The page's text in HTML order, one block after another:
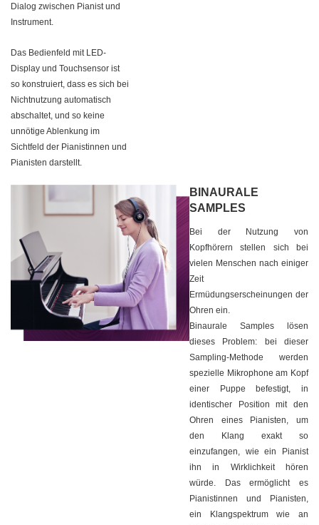
Dialog zwischen Pianist und
Instrument.
Das Bedienfeld mit LED-
Display und Touchsensor ist
so konstruiert, dass es sich bei
Nichtnutzung automatisch
abschaltet, und so keine
unnötige Ablenkung im
Sichtfeld der Pianistinnen und
Pianisten darstellt.
BINAURALE
SAMPLES
Bei der Nutzung von
Kopfhörern stellen sich bei
vielen Menschen nach einiger
Zeit
Ermüdungserscheinungen der
Ohren ein.
Binaurale Samples lösen
dieses Problem: bei dieser
Sampling-Methode werden
spezielle Mikrophone am Kopf
einer Puppe befestigt, in
identischer Position mit den
Ohren eines Pianisten, um
den Klang exakt so
einzufangen, wie ein Pianist
ihn in Wirklichkeit hören
würde. Das ermöglicht es
Pianistinnen und Pianisten,
ein Klangspektrum wie an